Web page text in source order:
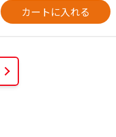
カートに入れる